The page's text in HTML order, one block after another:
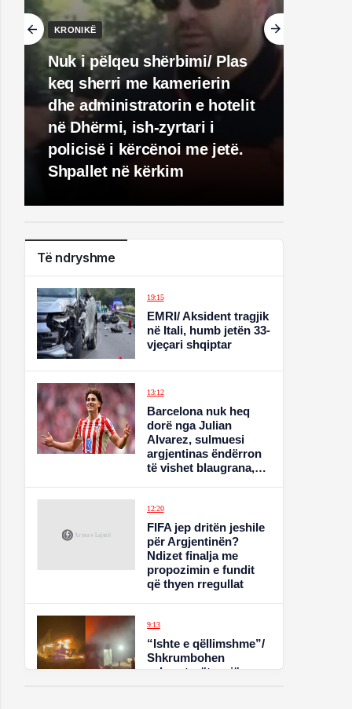
KRONIKË
Nuk i pëlqeu shërbimi/ Plas
keq sherri me kamerierin
dhe administratorin e hotelit
në Dhërmi, ish-zyrtari i
policisë i kërcënoi me jetë.
Shpallet në kërkim
Të ndryshme
19:15
EMRI/ Aksident tragjik
në Itali, humb jetën 33-
vjeçari shqiptar
13:12
Barcelona nuk heq
dorë nga Julian
Alvarez, sulmuesi
argjentinas ëndërron
të vishet blaugrana,
12:20
FIFA jep dritën jeshile
për Argjentinën?
Ndizet finalja me
propozimin e fundit
që thyen rregullat
9:13
“Ishte e qëllimshme”/
Shkrumbohen
eskavatorët e një